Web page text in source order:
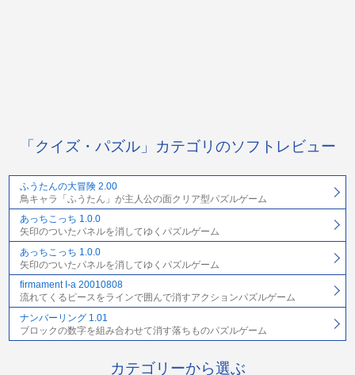
「クイズ・パズル」カテゴリのソフトレビュー
ふうたんの大冒険 2.00
鳥キャラ「ふうたん」が主人公の面クリア型パズルゲーム
あっちこっち 1.0.0
矢印のついたパネルを消してゆくパズルゲーム
あっちこっち 1.0.0
矢印のついたパネルを消してゆくパズルゲーム
firmament I-a 20010808
流れてくるピースをラインで囲んで消すアクションパズルゲーム
ナンバーリング 1.01
ブロックの数字を組み合わせて消す落ちものパズルゲーム
カテゴリーから選ぶ